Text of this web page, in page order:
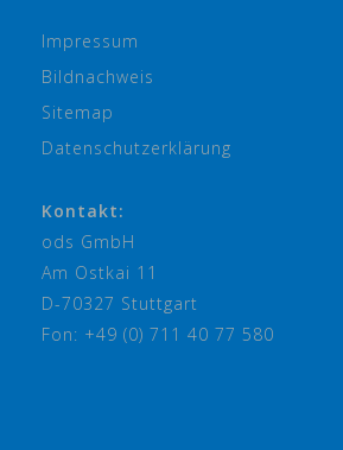
Impressum
Bildnachweis
Sitemap
Datenschutzerklärung
Kontakt:
ods GmbH
Am Ostkai 11
D-70327 Stuttgart
Fon: +49 (0) 711 40 77 580